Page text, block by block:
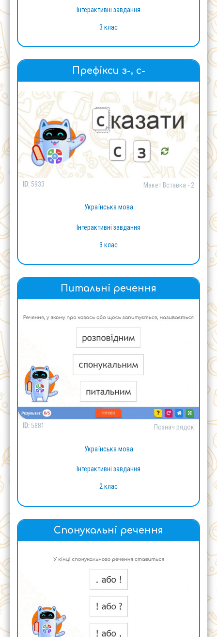
Інтерактивні завдання
3 клас
Префікси з-, с-
ID: 5933 Макет Вставка - 2
Українська мова
Інтерактивні завдання
3 клас
Питальні речення
ID: 5881 Познач рядок
Українська мова
Інтерактивні завдання
2 клас
Спонукальні речення